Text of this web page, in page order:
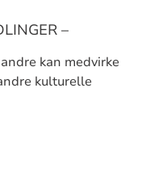
–
kan medvirke
kulturelle